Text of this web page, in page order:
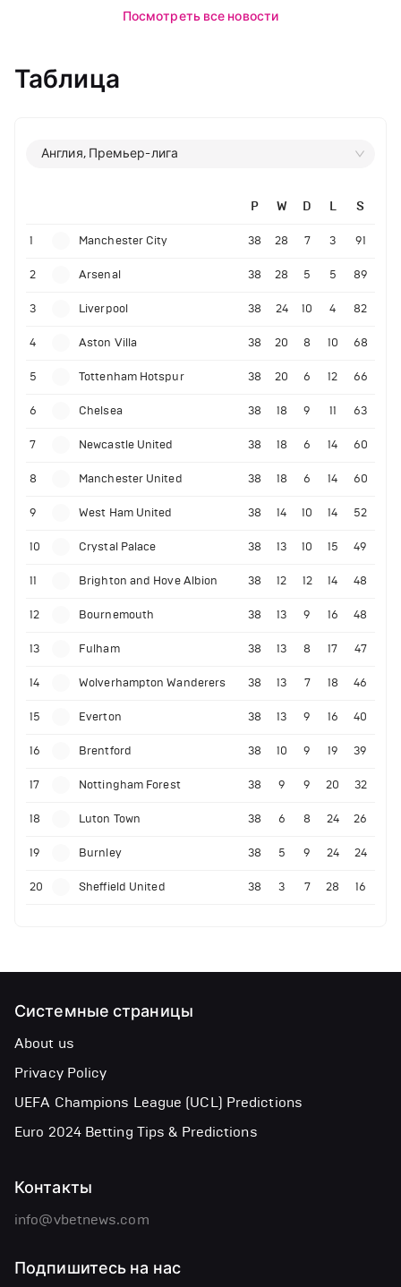
Посмотреть все новости
Таблица
Англия, Премьер-лига
P W D L S
1 Manchester City 38 28 7 3 91
2 Arsenal 38 28 5 5 89
3 Liverpool 38 24 10 4 82
4 Aston Villa 38 20 8 10 68
5 Tottenham Hotspur 38 20 6 12 66
6 Chelsea 38 18 9 11 63
7 Newcastle United 38 18 6 14 60
8 Manchester United 38 18 6 14 60
9 West Ham United 38 14 10 14 52
10 Crystal Palace 38 13 10 15 49
11 Brighton and Hove Albion 38 12 12 14 48
12 Bournemouth 38 13 9 16 48
13 Fulham 38 13 8 17 47
14 Wolverhampton Wanderers 38 13 7 18 46
15 Everton 38 13 9 16 40
16 Brentford 38 10 9 19 39
17 Nottingham Forest 38 9 9 20 32
18 Luton Town 38 6 8 24 26
19 Burnley 38 5 9 24 24
20 Sheffield United 38 3 7 28 16
Системные страницы
About us
Privacy Policy
UEFA Champions League (UCL) Predictions
Euro 2024 Betting Tips & Predictions
Контакты
info@vbetnews.com
Подпишитесь на нас